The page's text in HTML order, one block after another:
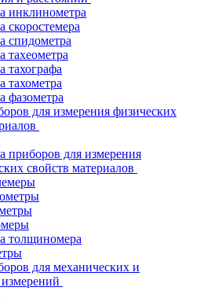
инклинометра
скоростемера
спидометра
тахеометра
тахографа
тахометра
фазометра
для измерения физических
приборов для измерения
свойств материалов
толщиномера
для механических и